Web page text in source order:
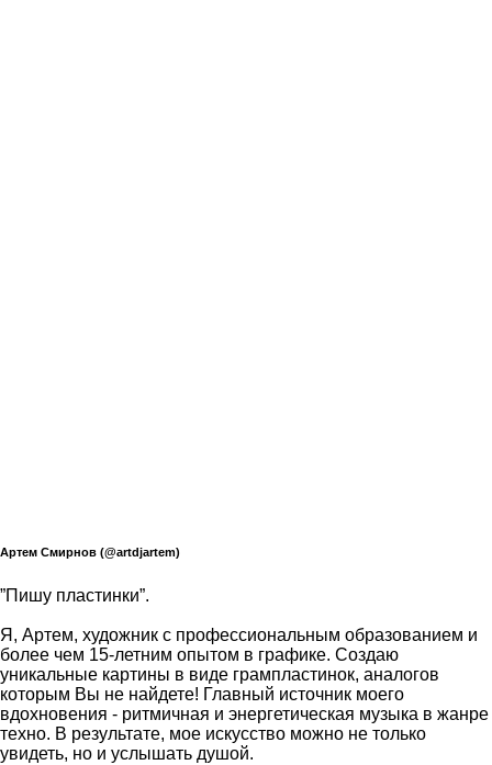
Артем Смирнов (@artdjartem)
”Пишу пластинки”.
Я, Артем, художник с профессиональным образованием и
более чем 15-летним опытом в графике. Создаю
уникальные картины в виде грампластинок, аналогов
которым Вы не найдете! Главный источник моего
вдохновения - ритмичная и энергетическая музыка в жанре
техно. В результате, мое искусство можно не только
увидеть, но и услышать душой.